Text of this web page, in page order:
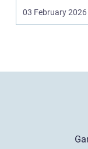
udbuddet vokset
03 February 2026